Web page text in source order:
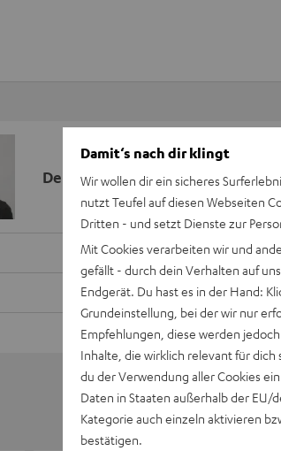
Deine Kaufberatung
Damit‘s nach dir klingt
Wir wollen dir ein sicheres
nutzt Teufel auf diesen Webseiten
Dritten - und setzt Dienste zur
Mit Cookies verarbeiten wir und
gefällt - durch dein Verhalten auf
Endgerät. Du hast es in der Hand:
Grundeinstellung, bei der wir nur
Empfehlungen, diese werden
Inhalte, die wirklich relevant für dich
du der Verwendung aller Cookies
Daten in Staaten außerhalb der EU/
Kategorie auch einzeln aktivieren
bestätigen.